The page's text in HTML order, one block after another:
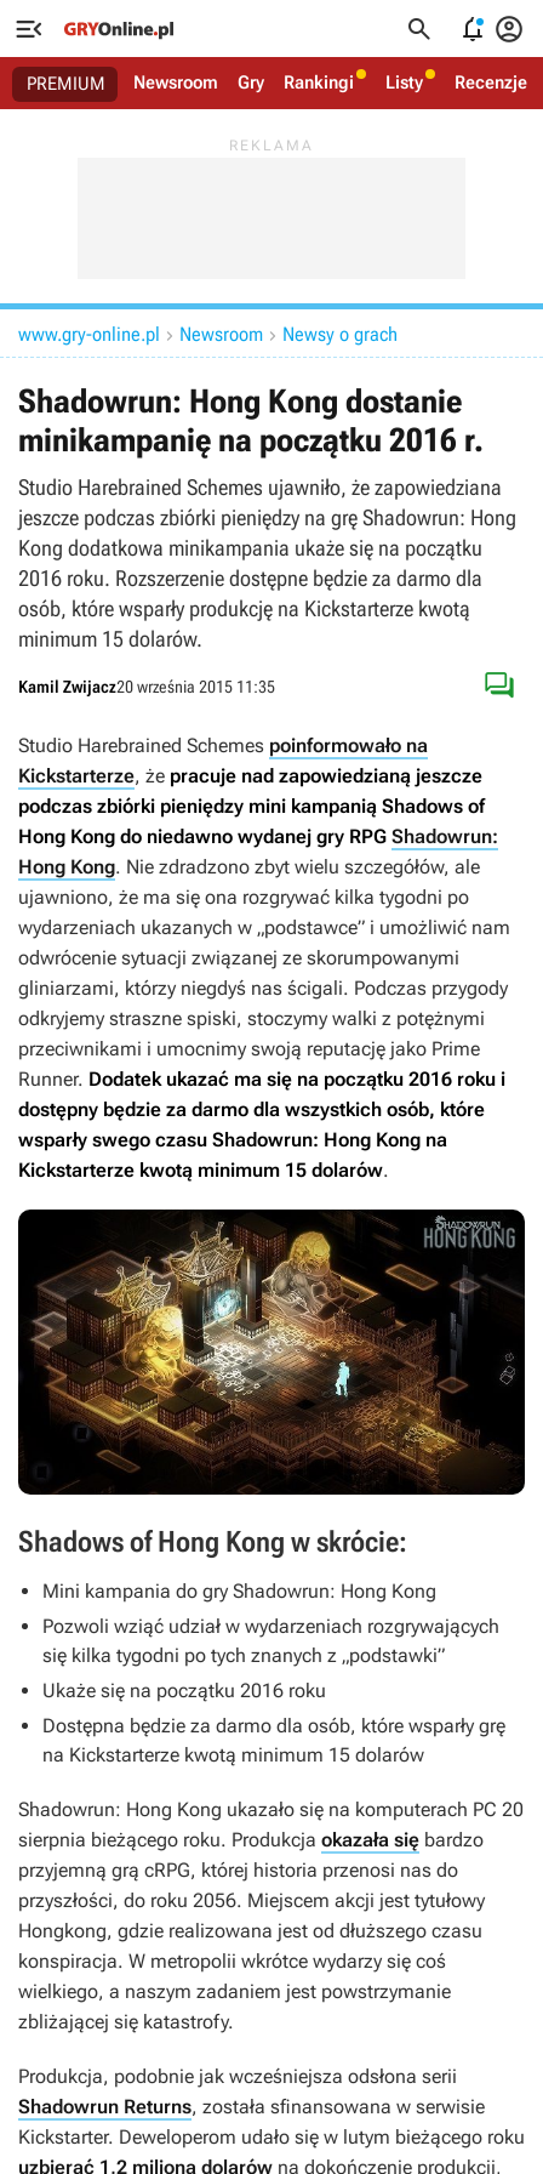
   
PREMIUM Newsroom Gry Rankingi Listy Recenzje
www.gry-online.pl  Newsroom  Newsy o grach
Shadowrun: Hong Kong dostanie
minikampanię na początku 2016 r.
Studio Harebrained Schemes ujawniło, że zapowiedziana
jeszcze podczas zbiórki pieniędzy na grę Shadowrun: Hong
Kong dodatkowa minikampania ukaże się na początku
2016 roku. Rozszerzenie dostępne będzie za darmo dla
osób, które wsparły produkcję na Kickstarterze kwotą
minimum 15 dolarów.
Kamil Zwijacz20 września 2015 11:35 
Studio Harebrained Schemes poinformowało na
Kickstarterze, że pracuje nad zapowiedzianą jeszcze
podczas zbiórki pieniędzy mini kampanią Shadows of
Hong Kong do niedawno wydanej gry RPG Shadowrun:
Hong Kong. Nie zdradzono zbyt wielu szczegółów, ale
ujawniono, że ma się ona rozgrywać kilka tygodni po
wydarzeniach ukazanych w „podstawce” i umożliwić nam
odwrócenie sytuacji związanej ze skorumpowanymi
gliniarzami, którzy niegdyś nas ścigali. Podczas przygody
odkryjemy straszne spiski, stoczymy walki z potężnymi
przeciwnikami i umocnimy swoją reputację jako Prime
Runner. Dodatek ukazać ma się na początku 2016 roku i
dostępny będzie za darmo dla wszystkich osób, które
wsparły swego czasu Shadowrun: Hong Kong na
Kickstarterze kwotą minimum 15 dolarów.
Shadows of Hong Kong w skrócie:
Mini kampania do gry Shadowrun: Hong Kong
Pozwoli wziąć udział w wydarzeniach rozgrywających
się kilka tygodni po tych znanych z „podstawki”
Ukaże się na początku 2016 roku
Dostępna będzie za darmo dla osób, które wsparły grę
na Kickstarterze kwotą minimum 15 dolarów
Shadowrun: Hong Kong ukazało się na komputerach PC 20
sierpnia bieżącego roku. Produkcja okazała się bardzo
przyjemną grą cRPG, której historia przenosi nas do
przyszłości, do roku 2056. Miejscem akcji jest tytułowy
Hongkong, gdzie realizowana jest od dłuższego czasu
konspiracja. W metropolii wkrótce wydarzy się coś
wielkiego, a naszym zadaniem jest powstrzymanie
zbliżającej się katastrofy.
Produkcja, podobnie jak wcześniejsza odsłona serii
Shadowrun Returns, została sfinansowana w serwisie
Kickstarter. Deweloperom udało się w lutym bieżącego roku
uzbierać 1,2 miliona dolarów na dokończenie produkcji,